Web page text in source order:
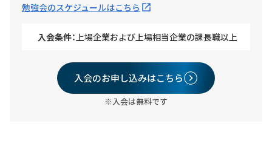
勉強会のスケジュールはこちら
入会条件： 上場企業および上場相当企業の課長職以上
入会のお申し込みはこちら
※入会は無料です